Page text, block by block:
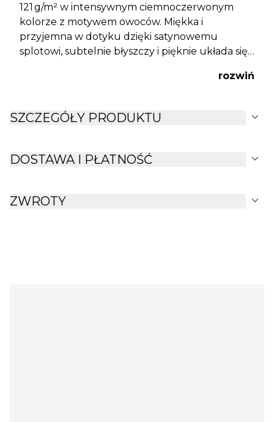
121 g/m² w intensywnym ciemnoczerwonym
kolorze z motywem owoców. Miękka i
przyjemna w dotyku dzięki satynowemu
splotowi, subtelnie błyszczy i pięknie układa się
doskonałą wentylację i komfort snu przez cały
elegancję i przytulną atmosferę.
rozwiń
SZCZEGÓŁY PRODUKTU expand_more
DOSTAWA I PŁATNOŚĆ expand_more
ZWROTY expand_more